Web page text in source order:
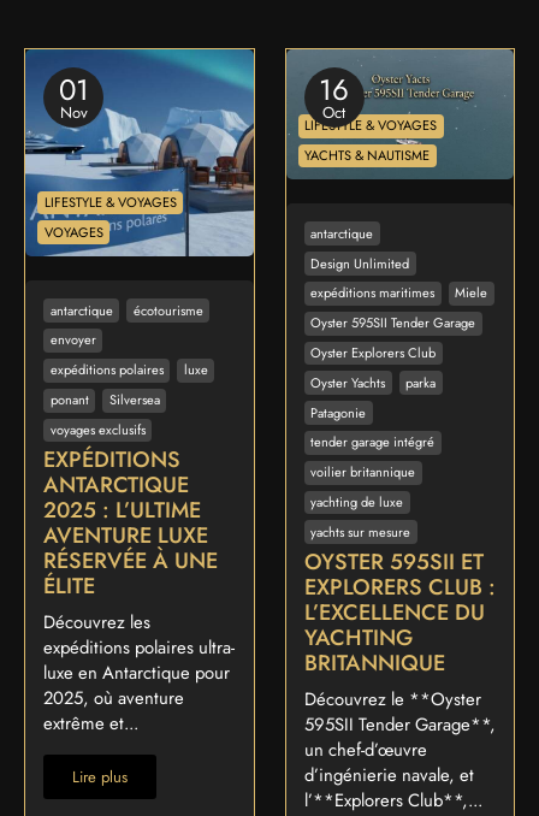
01
Nov
LIFESTYLE & VOYAGES
VOYAGES
antarctique
écotourisme
envoyer
expéditions polaires
luxe
ponant
Silversea
voyages exclusifs
EXPÉDITIONS
ANTARCTIQUE
2025 : L’ULTIME
AVENTURE LUXE
RÉSERVÉE À UNE
ÉLITE
Découvrez les
expéditions polaires ultra-
luxe en Antarctique pour
2025, où aventure
extrême et...
Lire plus
16
Oct
LIFESTYLE & VOYAGES
YACHTS & NAUTISME
antarctique
Design Unlimited
expéditions maritimes
Miele
Oyster 595SII Tender Garage
Oyster Explorers Club
Oyster Yachts
parka
Patagonie
tender garage intégré
voilier britannique
yachting de luxe
yachts sur mesure
OYSTER 595SII ET
EXPLORERS CLUB :
L’EXCELLENCE DU
YACHTING
BRITANNIQUE
Découvrez le **Oyster
595SII Tender Garage**,
un chef-d’œuvre
d’ingénierie navale, et
l’**Explorers Club**,...